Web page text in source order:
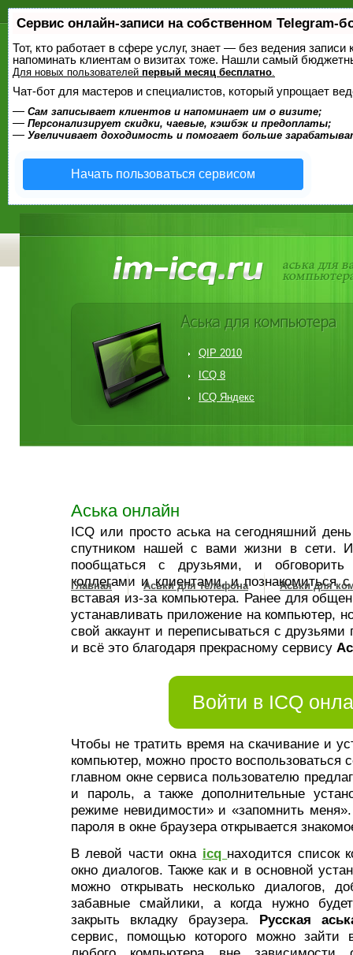
Сервис онлайн-записи на собственном Telegram-
Тот, кто работает в сфере услуг, знает — без ведения
напоминать клиентам о визитах тоже. Нашли самый
Для новых пользователей первый месяц бесплатно.
Чат-бот для мастеров и специалистов, который упрощает
— Сам записывает клиентов и напоминает им о визите;
— Персонализирует скидки, чаевые, кэшбэк и предоплаты;
— Увеличивает доходимость и помогает больше
Начать пользоваться сервисом
QIP 2010
ICQ 8
ICQ Яндекс
Главная Аськи для телефона Аськи для
Аська онлайн
ICQ или просто аська на сегодняшний
спутником нашей с вами жизни в сети.
пообщаться с друзьями, и
коллегами и клиентами, и познакомиться
вставая из-за компьютера. Ранее для
устанавливать приложение на компьютер,
свой аккаунт и переписываться с друзьями
и всё это благодаря прекрасному сервису
Войти в ICQ
Чтобы не тратить время на скачивание и
компьютер, можно просто воспользоваться
главном окне сервиса пользователю
и пароль, а также дополнительные
режиме невидимости» и «запомнить
пароля в окне браузера открывается
В левой части окна icq находится список
окно диалогов. Также как и в основной
можно открывать несколько диалогов,
забавные смайлики, а когда нужно
закрыть вкладку браузера. Русская
сервис, помощью которого можно зайти